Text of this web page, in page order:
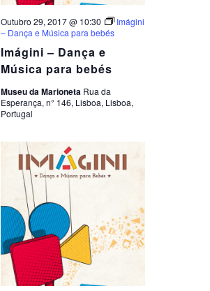
Imágini – Dança e
Música para bebés
Outubro 29, 2017 @ 10:30
Imágini
– Dança e Música para bebés
Museu da Marioneta Rua da
Esperança, n° 146, Lisboa, Lisboa,
Portugal